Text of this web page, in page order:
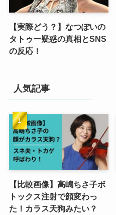
【実際どう？】なつぽいの
タトゥー疑惑の真相とSNS
の反応！
人気記事
【比較画像】高嶋ちさ子ボ
トックス注射で顔変わっ
た！カラス天狗みたい？